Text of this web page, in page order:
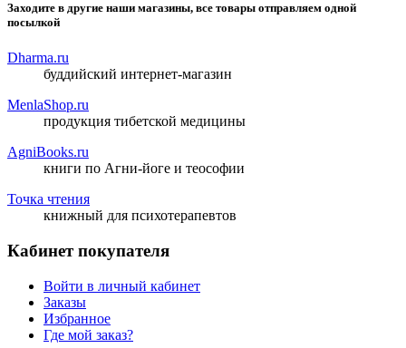
Заходите в другие наши магазины, все товары отправляем одной
посылкой
Dharma.ru
буддийский интернет-магазин
MenlaShop.ru
продукция тибетской медицины
AgniBooks.ru
книги по Агни-йоге и теософии
Точка чтения
книжный для психотерапевтов
Кабинет покупателя
Войти в личный кабинет
Заказы
Избранное
Где мой заказ?